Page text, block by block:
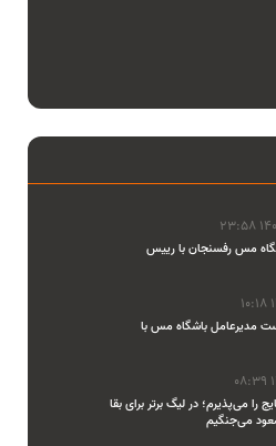
مس رفسنجان با رییس
مدیرعامل باشگاه مس با
را می‌پذیرم؛ در لیگ برتر برای بقا
می‌جنگیم